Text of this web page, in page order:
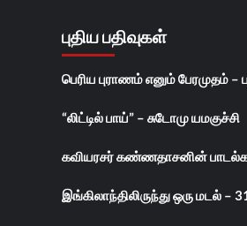
புதிய பதிவுகள்
பெரிய புராணம் எனும் பேரமுதம் –
“லிட்டில் பாய்” – சுடோமு யமகுச்சி
கவியரசர் கண்ணதாசனின்
இங்கிலாந்திலிருந்து ஒரு மடல் –